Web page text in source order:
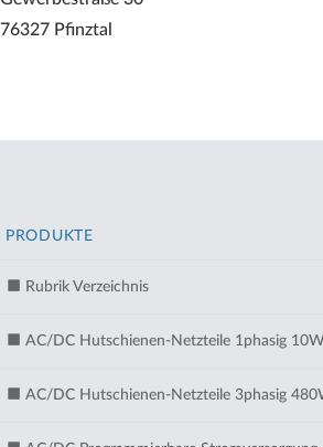
76327 Pfinztal
PRODUKTE
Rubrik Verzeichnis
AC/DC Hutschienen-Netzteile 1phasig
AC/DC Hutschienen-Netzteile 3phasig